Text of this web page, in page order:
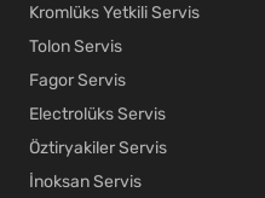
Kromlüks Yetkili Servis
Tolon Servis
Fagor Servis
Electrolüks Servis
Öztiryakiler Servis
İnoksan Servis